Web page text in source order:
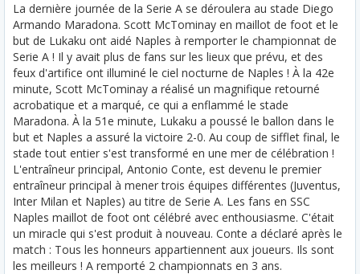
La dernière journée de la Serie A se déroulera au stade Diego
Armando Maradona. Scott McTominay en maillot de foot et le
but de Lukaku ont aidé Naples à remporter le championnat de
Serie A ! Il y avait plus de fans sur les lieux que prévu, et des
feux d'artifice ont illuminé le ciel nocturne de Naples ! À la 42e
minute, Scott McTominay a réalisé un magnifique retourné
acrobatique et a marqué, ce qui a enflammé le stade
Maradona. À la 51e minute, Lukaku a poussé le ballon dans le
but et Naples a assuré la victoire 2-0. Au coup de sifflet final, le
stade tout entier s'est transformé en une mer de célébration !
L'entraîneur principal, Antonio Conte, est devenu le premier
entraîneur principal à mener trois équipes différentes (Juventus,
Inter Milan et Naples) au titre de Serie A. Les fans en SSC
Naples maillot de foot ont célébré avec enthousiasme. C'était
un miracle qui s'est produit à nouveau. Conte a déclaré après le
match : Tous les honneurs appartiennent aux joueurs. Ils sont
les meilleurs ! A remporté 2 championnats en 3 ans.